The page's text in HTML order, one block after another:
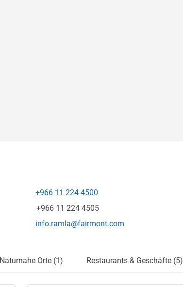
+966 11 224 4500
Fax
+966 11 224 4505
Kontakt-E-Mail
info.ramla@fairmont.com
Naturnahe Orte (1) Restaurants & Geschäfte (5)